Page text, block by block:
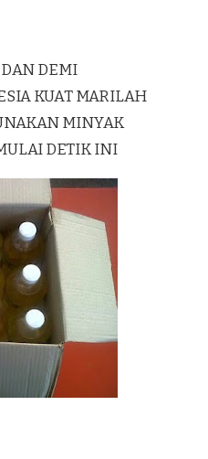
DEMI
KUAT MARILAH
MINYAK
DETIK INI